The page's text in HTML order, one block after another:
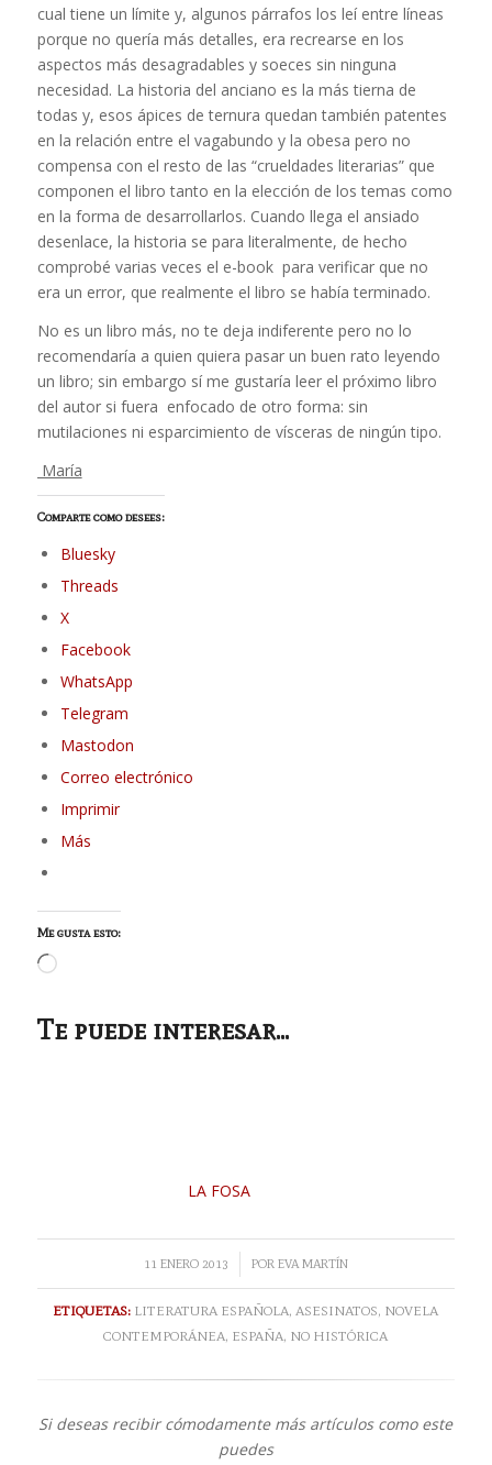
cual tiene un límite y, algunos párrafos los leí entre líneas
porque no quería más detalles, era recrearse en los
aspectos más desagradables y soeces sin ninguna
necesidad. La historia del anciano es la más tierna de
todas y, esos ápices de ternura quedan también patentes
en la relación entre el vagabundo y la obesa pero no
compensa con el resto de las “crueldades literarias” que
componen el libro tanto en la elección de los temas como
en la forma de desarrollarlos. Cuando llega el ansiado
desenlace, la historia se para literalmente, de hecho
comprobé varias veces el e-book para verificar que no
era un error, que realmente el libro se había terminado.
No es un libro más, no te deja indiferente pero no lo
recomendaría a quien quiera pasar un buen rato leyendo
un libro; sin embargo sí me gustaría leer el próximo libro
del autor si fuera enfocado de otro forma: sin
mutilaciones ni esparcimiento de vísceras de ningún tipo.
María
Comparte como desees:
Bluesky
Threads
X
Facebook
WhatsApp
Telegram
Mastodon
Correo electrónico
Imprimir
Más
Me gusta esto:
Cargando...
Te puede interesar...
LA FOSA
11 ENERO 2013
/ POR EVA MARTÍN
ETIQUETAS: LITERATURA ESPAÑOLA,ASESINATOS, NOVELA
CONTEMPORÁNEA, ESPAÑA, NO HISTÓRICA
Si deseas recibir cómodamente más artículos como este
puedes